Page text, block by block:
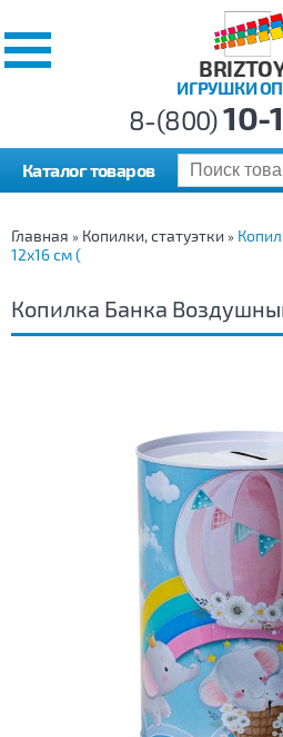
ИГРУШКИ
8-(800)10-
Каталог товаров
Главная » Копилки, статуэтки »
12х16 см (
Копилка Банка